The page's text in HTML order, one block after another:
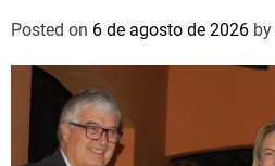
Posted on 6 de agosto de 2026 by